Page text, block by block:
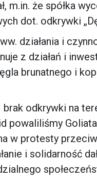
m.in. że spółka
dot. odkrywki
działania i
z działań i
brunatnego i
odkrywki na
powaliliśmy
w protesty
i solidarność